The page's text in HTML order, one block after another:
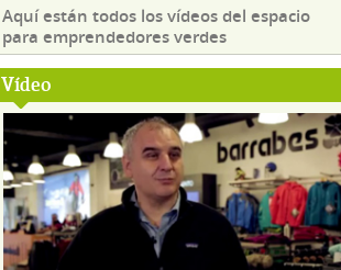
Aquí están todos los vídeos del espacio
para emprendedores verdes
Vídeo